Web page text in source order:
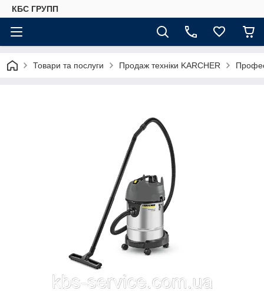
КБС ГРУПП
Товари та послуги Продаж техніки KARCHER